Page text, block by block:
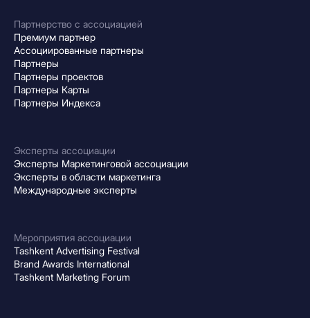
Партнерство с ассоциацией
Премиум партнер
Ассоциированные партнеры
Партнеры
Партнеры проектов
Партнеры Карты
Партнеры Индекса
Эксперты ассоциации
Эксперты Маркетинговой ассоциации
Эксперты в области маркетинга
Международные эксперты
Мероприятия ассоциации
Tashkent Advertising Festival
Brand Awards International
Tashkent Marketing Forum